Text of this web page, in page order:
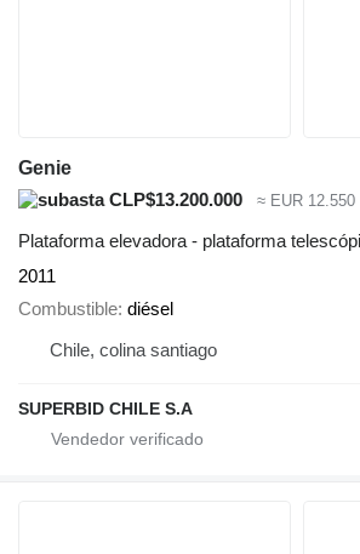
Genie
CLP$13.200.000
≈ EUR 12.550
Plataforma elevadora - plataforma
2011
Combustible diésel
Chile, colina santiago
SUPERBID CHILE S.A